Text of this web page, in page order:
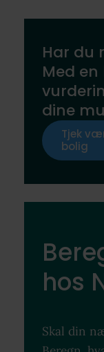
Har du
Med
dine
Tjek
bolig
hos
Skal din